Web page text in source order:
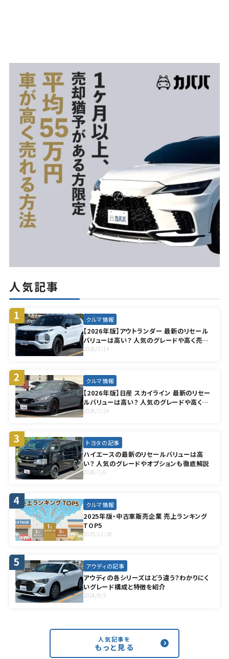
人気記事
クルマ情報
【2026年版】アウトランダー 最新のリセール
バリューは高い？ 人気のグレードや高く売却
する方法も徹底解説
2026/7/14
クルマ情報
【2026年版】日産 スカイライン 最新のリセー
ルバリューは高い？ 人気のグレードや高く売
却する方法も徹底解説
2026/7/24
トヨタの記事
ハイエースの最新のリセールバリューは高
い？ 人気のグレードやオプションも徹底解説
2026/7/6
クルマ情報
2025年版・中古車販売企業 売上ランキング
TOP5
2025/11/28
アウディの記事
アウディの各シリーズはどう違う？わかりにく
いグレード構成と特徴を紹介
2024/8/5
人気記事を
もっと見る